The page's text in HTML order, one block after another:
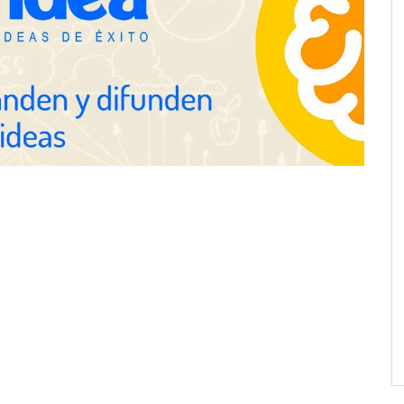
de la mano
Eagle Waterproofing recomienda
revisar la impermeabilización de